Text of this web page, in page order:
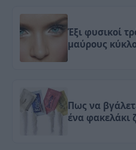
Έξι φυσικοί
μαύρους
Πως να
ένα φακελάκι